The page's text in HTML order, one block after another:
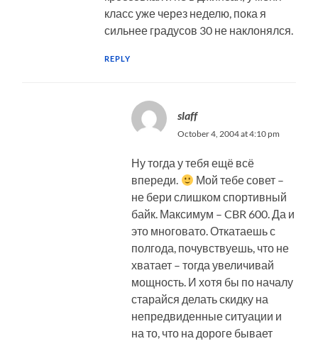
класс уже через неделю, пока я
сильнее градусов 30 не наклонялся.
REPLY
slaff
October 4, 2004 at 4:10 pm
Ну тогда у тебя ещё всё
впереди.
Мой тебе совет –
не бери слишком спортивный
байк. Максимум – CBR 600. Да и
это многовато. Откатаешь с
полгода, почувствуешь, что не
хватает – тогда увеличивай
мощность. И хотя бы по началу
старайся делать скидку на
непредвиденные ситуации и
на то, что на дороге бывает